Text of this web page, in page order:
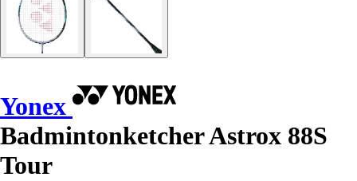
Yonex
Badmintonketcher Astrox 88S
Tour